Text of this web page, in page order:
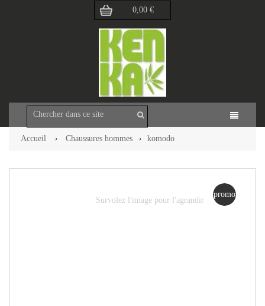
0,00 €
Accueil Chaussures hommes komodo
promo
Survolez l'image pour l'agrandir